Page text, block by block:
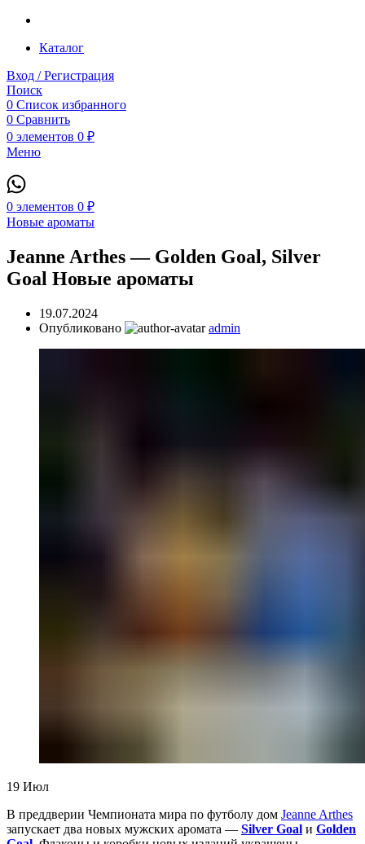
Каталог
Вход / Регистрация
Поиск
0 Список избранного
0 Сравнить
0 элементов 0 ₽
Меню
0 элементов 0 ₽
Новые ароматы
Jeanne Arthes — Golden Goal, Silver
Goal Новые ароматы
19.07.2024
Опубликовано
admin
19 Июл
В преддверии Чемпионата мира по футболу дом Jeanne Arthes
запускает два новых мужских аромата — Silver Goal и Golden